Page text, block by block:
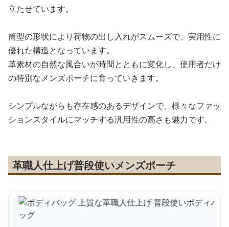
立たせています。
筒型の形状により荷物の出し入れがスムーズで、実用性に
優れた構造となっています。
革素材の自然な風合いが時間とともに変化し、使用者だけ
の特別なメンズポーチに育っていきます。
シンプルながらも存在感のあるデザインで、様々なファッ
ションスタイルにマッチする汎用性の高さも魅力です。
革職人仕上げ普段使いメンズポーチ